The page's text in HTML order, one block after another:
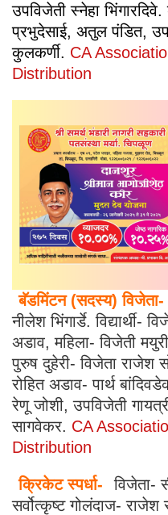
उपविजेती स्नेहा
प्रभुदेसाई, अतुल पंडित,
कुलकर्णी. CA
Distribution
बॅडमिंटन (सदस्य) विजेता-
नीलेश भिंगार्डे. विद्यार्थी-
अडाव, महिला- विजेती
पुरुष दुहेरी- विजेता राजेश
रोहित अडाव- पार्थ
रेणू जोशी, उपविजेती
सागवेकर. CA
Distribution
क्रिकेट स्पर्धा-
विजेता-
सर्वोत्कृष्ट गोलंदाज- राजेश